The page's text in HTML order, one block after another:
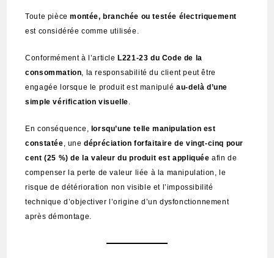
Toute piècemontée, branchée ou testée électriquement
est considérée comme utilisée.
Conformément à l’article L221-23 du Code de la
consommation, la responsabilité du client peut être
engagée lorsque le produit est manipuléau-delà d’une
simple vérification visuelle.
En conséquence, lorsqu’une telle manipulation est
constatée, unedépréciation forfaitaire de vingt-cinq pour
cent (25 %) de la valeur du produit est appliquée afin de
compenser la perte de valeur liée à la manipulation, le
risque de détérioration non visible et l’impossibilité
technique d’objectiver l’origine d’un dysfonctionnement
après démontage.